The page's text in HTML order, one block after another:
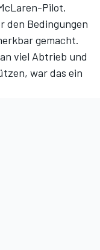
Pilot.
den Bedingungen
gemacht.
viel Abtrieb und
war das ein